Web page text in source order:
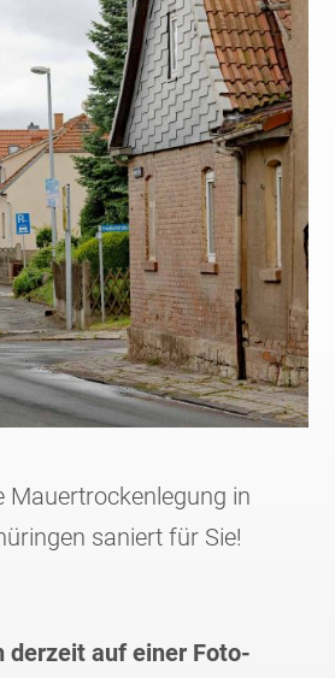
Mauertrockenlegung in
saniert für Sie!
derzeit auf einer Foto-